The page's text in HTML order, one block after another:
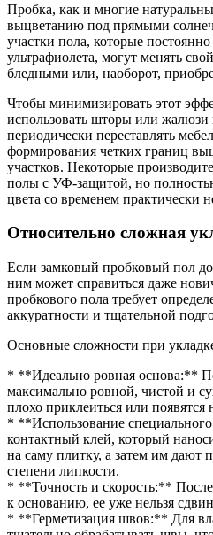
Пробка, как и многие
выцветанию под прямыми
участки пола, которые
ультрафиолета, могут менять
бледными или, наоборот,
Чтобы минимизировать этот
использовать шторы или жалюзи
периодически переставлять
формирования четких границ
участков. Некоторые
полы с УФ-защитой, но
цвета со временем практически
Относительно сложная
Если замковый пробковый пол
ним может справиться даже
пробкового пола требует
аккуратности и тщательной
Основные сложности при
* **Идеально ровная основа:**
максимально ровной, чистой и
плохо приклеиться или появятся
* **Использование
контактный клей, который
на саму плитку, а затем им дают
степени липкости.
* **Точность и скорость:**
к основанию, ее уже нельзя
* **Герметизация швов:** Для